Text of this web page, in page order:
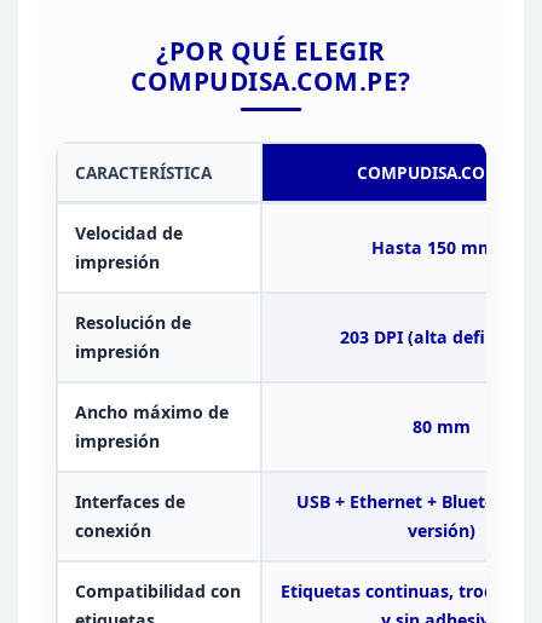
¿POR QUÉ ELEGIR
COMPUDISA.COM.PE?
CARACTERÍSTICA COMPUDISA.COM.PE
Velocidad de
impresión
Hasta 150 mm/s
Resolución de
impresión
203 DPI (alta definición)
Ancho máximo de
impresión
80 mm
Interfaces de
conexión
USB + Ethernet +Bluetooth
versión)
Compatibilidad con
Etiquetas continuas,